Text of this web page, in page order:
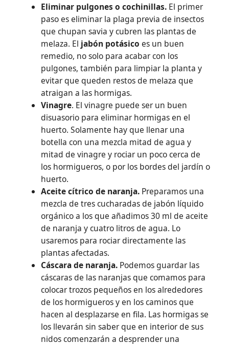
Eliminar pulgones o cochinillas. El primer
paso es eliminar la plaga previa de insectos
que chupan savia y cubren las plantas de
melaza. El jabón potásico es un buen
remedio, no solo para acabar con los
pulgones, también para limpiar la planta y
evitar que queden restos de melaza que
atraigan a las hormigas.
Vinagre. El vinagre puede ser un buen
disuasorio para eliminar hormigas en el
huerto. Solamente hay que llenar una
botella con una mezcla mitad de agua y
mitad de vinagre y rociar un poco cerca de
los hormigueros, o por los bordes del jardín o
huerto.
Aceite cítrico de naranja. Preparamos una
mezcla de tres cucharadas de jabón líquido
orgánico a los que añadimos 30 ml de aceite
de naranja y cuatro litros de agua. Lo
usaremos para rociar directamente las
plantas afectadas.
Cáscara de naranja. Podemos guardar las
cáscaras de las naranjas que comamos para
colocar trozos pequeños en los alrededores
de los hormigueros y en los caminos que
hacen al desplazarse en fila. Las hormigas se
los llevarán sin saber que en interior de sus
nidos comenzarán a desprender una